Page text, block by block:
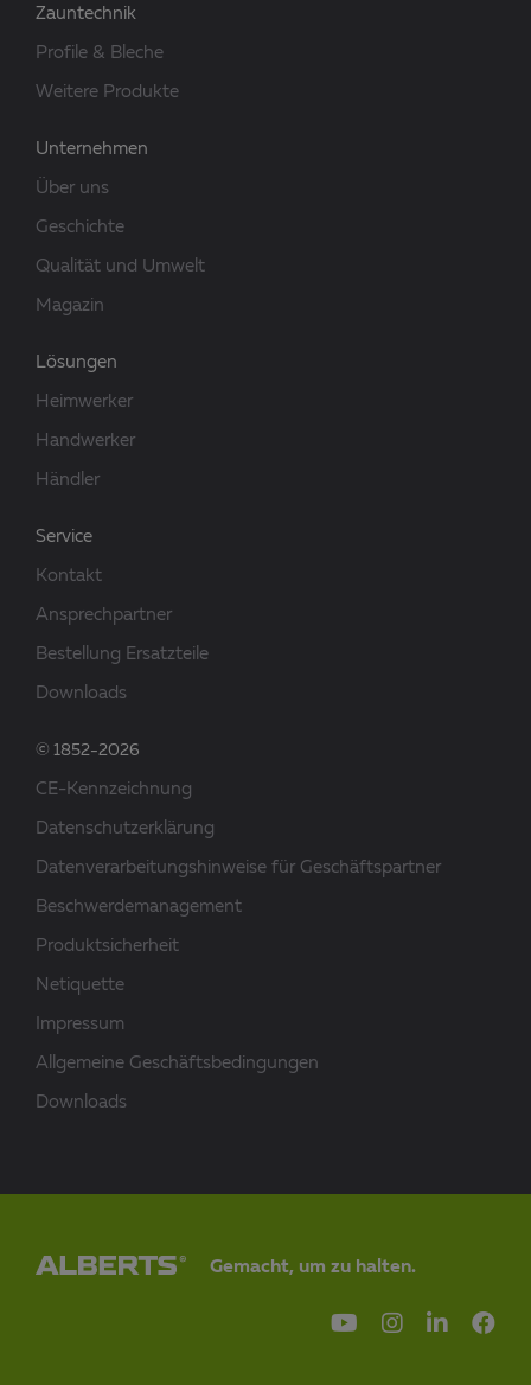
Zauntechnik
Profile & Bleche
Weitere Produkte
Unternehmen
Über uns
Geschichte
Qualität und Umwelt
Magazin
Lösungen
Heimwerker
Handwerker
Händler
Service
Kontakt
Ansprechpartner
Bestellung Ersatzteile
Downloads
© 1852-2026
CE-Kennzeichnung
Datenschutzerklärung
Datenverarbeitungshinweise für Geschäftspartner
Beschwerdemanagement
Produktsicherheit
Netiquette
Impressum
Allgemeine Geschäftsbedingungen
Downloads
Gemacht, um zu halten.